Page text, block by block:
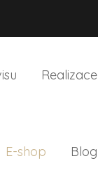
Realizace
E-shop Blog